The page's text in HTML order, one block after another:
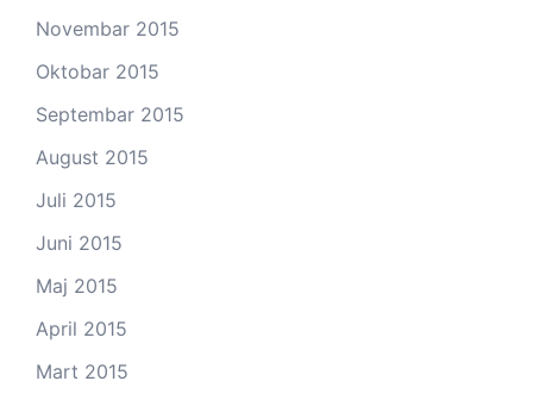
Novembar 2015
Oktobar 2015
Septembar 2015
August 2015
Juli 2015
Juni 2015
Maj 2015
April 2015
Mart 2015